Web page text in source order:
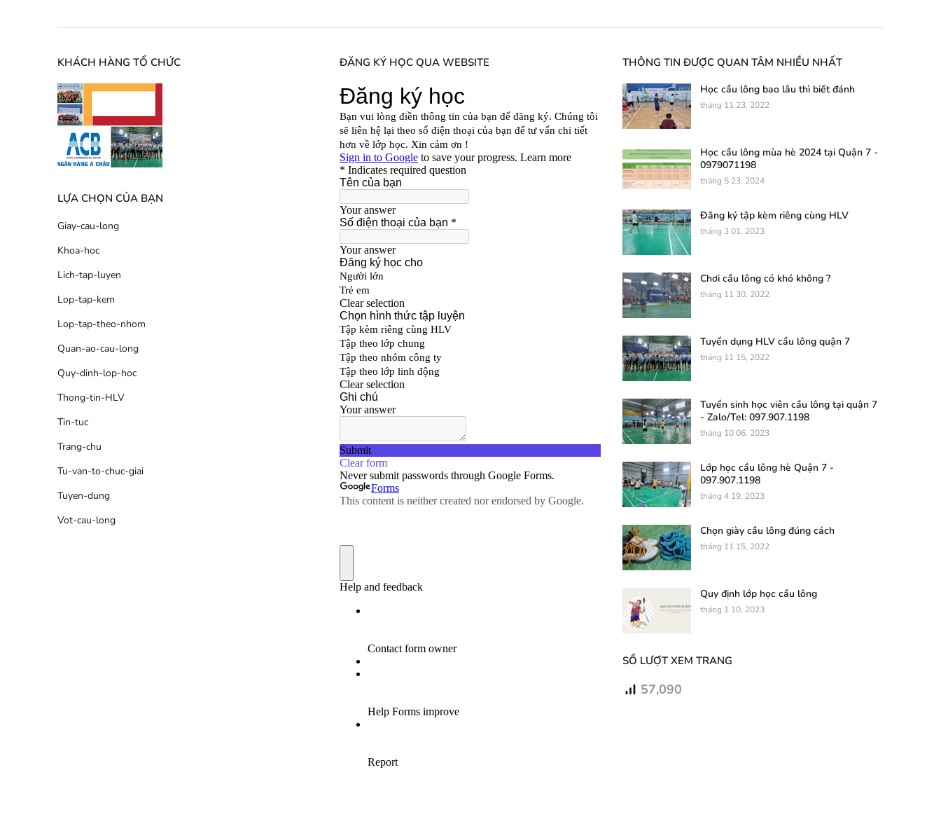
KHÁCH HÀNG TỔ CHỨC
LỰA CHỌN CỦA BẠN
Giay-cau-long
Khoa-hoc
Lich-tap-luyen
Lop-tap-kem
Lop-tap-theo-nhom
Quan-ao-cau-long
Quy-dinh-lop-hoc
Thong-tin-HLV
Tin-tuc
Trang-chu
Tu-van-to-chuc-giai
Tuyen-dung
Vot-cau-long
ĐĂNG KÝ HỌC QUA WEBSITE THÔNG TIN ĐƯỢC QUAN TÂM NHIỀU NHẤT
Học cầu lông bao lâu thì biết đánh
tháng 11 23, 2022
Học cầu lông mùa hè 2024 tại Quận 7 -
0979071198
tháng 5 23, 2024
Đăng ký tập kèm riêng cùng HLV
tháng 3 01, 2023
Chơi cầu lông có khó không ?
tháng 11 30, 2022
Tuyển dụng HLV cầu lông quận 7
tháng 11 15, 2022
Tuyển sinh học viên cầu lông tại quận 7
- Zalo/Tel: 097.907.1198
tháng 10 06, 2023
Lớp học cầu lông hè Quận 7 -
097.907.1198
tháng 4 19, 2023
Chọn giày cầu lông đúng cách
tháng 11 15, 2022
Quy định lớp học cầu lông
tháng 1 10, 2023
SỐ LƯỢT XEM TRANG
57,090